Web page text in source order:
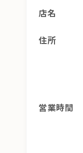
店名
住所
営業時間